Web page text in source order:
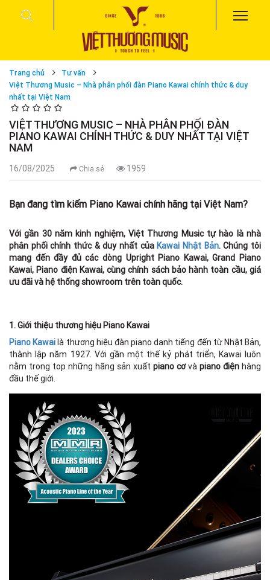
Trang chủ
Tư vấn
Việt Thương Music – Nhà phân phối đàn Piano Kawai chính thức & duy
nhất tại Việt Nam
VIỆT THƯƠNG MUSIC – NHÀ PHÂN PHỐI ĐÀN
PIANO KAWAI CHÍNH THỨC & DUY NHẤT TẠI VIỆT
NAM
16/08/2025 Chia sẻ 1959
Bạn đang tìm kiếm Piano Kawai chính hãng tại Việt Nam?
Với gần 30 năm kinh nghiệm, Việt Thương Music tự hào là nhà
phân phối chính thức & duy nhất của Kawai Nhật Bản. Chúng tôi
mang đến đầy đủ các dòng Upright Piano Kawai, Grand Piano
Kawai, Piano điện Kawai, cùng chính sách bảo hành toàn cầu, giá
ưu đãi và hệ thống showroom trên toàn quốc.
1. Giới thiệu thương hiệu Piano Kawai
Piano Kawai là thương hiệu đàn piano danh tiếng đến từ Nhật Bản,
thành lập năm 1927. Với gần một thế kỷ phát triển, Kawai luôn
nằm trong top những hãng sản xuất piano cơvà piano điện hàng
đầu thế giới.